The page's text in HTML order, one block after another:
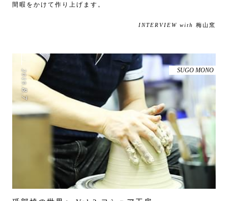
間暇をかけて作り上げます。
INTERVIEW with 梅山窯
2019
.
8
.
7
SUGO MONO